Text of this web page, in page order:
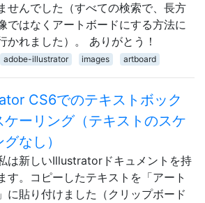
せんでした（すべての検索で、長方
ではなくアートボードにする方法に
かれました）。 ありがとう！
adobe-illustrator images artboard
CS6でのテキストボック
ケーリング（テキストのスケ
なし）
は新しいIllustratorドキュメントを持
す。コピーしたテキストを「アート
に貼り付けました（クリップボード